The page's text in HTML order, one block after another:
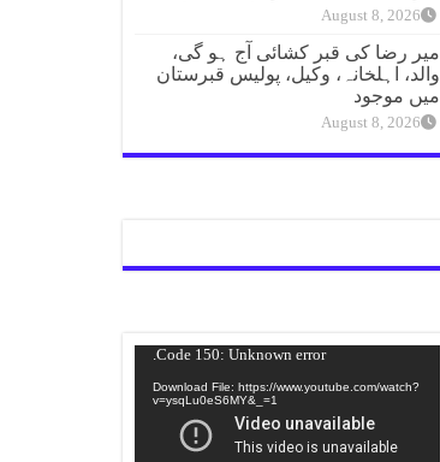
August 8, 2026
میر رضا کی قبر کشائی آج ہو گی،
والد، اہلخانہ، وکیل، پولیس قبرستان
میں موجود
August 8, 2026
Code 150: Unknown error.
Download File: https://www.youtube.com/watch?
v=ysqLu0eS6MY&_=1